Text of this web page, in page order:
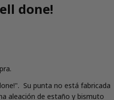
done!
Su punta no está fabricada
aleación de estaño y bismuto